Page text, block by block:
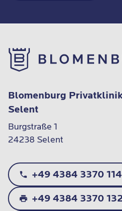
Blomenburg
Selent
Burgstraße 1
24238 Selent
+49 4384 3370 114
+49 4384 3370